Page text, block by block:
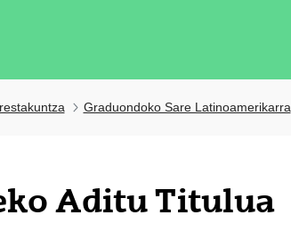
Graduondoko Sare Latinoamerikarra
Aditu Titulua